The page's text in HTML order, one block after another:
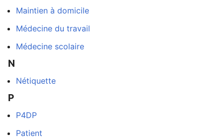
Maintien à domicile
Médecine du travail
Médecine scolaire
N
Nétiquette
P
P4DP
Patient